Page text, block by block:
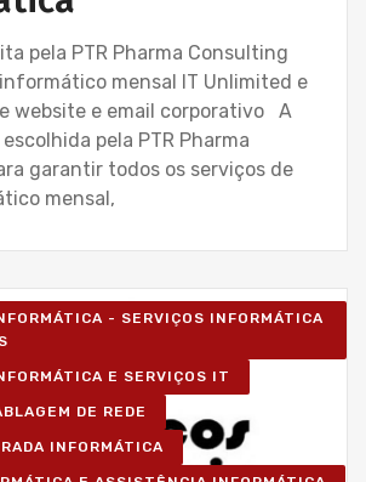
pela PTR Pharma Consulting
mensal IT Unlimited e
website e email corporativo A
pela PTR Pharma
garantir todos os serviços de
mensal,
- SERVIÇOS INFORMÁTICA
E SERVIÇOS IT
DE REDE
INFORMÁTICA